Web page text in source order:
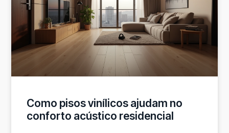
Como pisos vinílicos ajudam no
conforto acústico residencial